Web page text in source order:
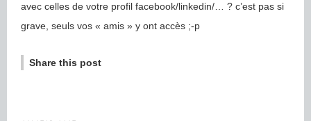
avec celles de votre profil facebook/linkedin/… ? c’est pas si
grave, seuls vos « amis » y ont accès ;-p
Share this post